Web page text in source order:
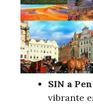
SIN a
vibrante